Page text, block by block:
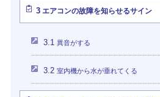
3エアコンの故障を知らせるサイン
3.1 異音がする
3.2 室内機から水が垂れてくる